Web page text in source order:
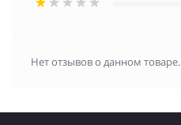
Нет отзывов о данном товаре.